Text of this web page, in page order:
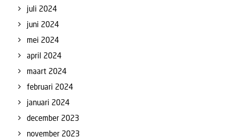
juli 2024
juni 2024
mei 2024
april 2024
maart 2024
februari 2024
januari 2024
december 2023
november 2023